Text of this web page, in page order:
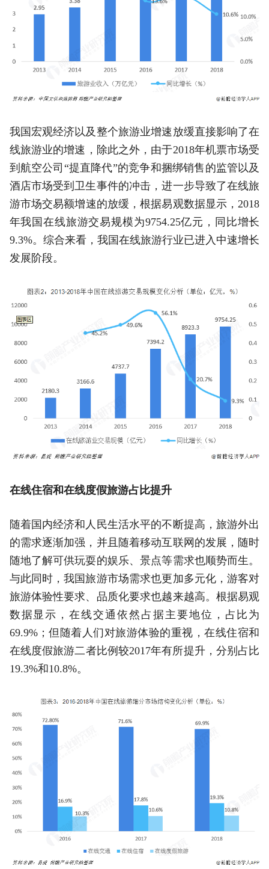
我国宏观经济以及整个旅游业增速放缓直接影响了在
线旅游业的增速，除此之外，由于2018年机票市场受
到航空公司“提直降代”的竞争和捆绑销售的监管以及
酒店市场受到卫生事件的冲击，进一步导致了在线旅
游市场交易额增速的放缓，根据易观数据显示，2018
年我国在线旅游交易规模为9754.25亿元，同比增长
9.3%。综合来看，我国在线旅游行业已进入中速增长
发展阶段。
在线住宿和在线度假旅游占比提升
随着国内经济和人民生活水平的不断提高，旅游外出
的需求逐渐加强，并且随着移动互联网的发展，随时
随地了解可供玩耍的娱乐、景点等需求也顺势而生。
与此同时，我国旅游市场需求也更加多元化，游客对
旅游体验性要求、品质化要求也越来越高。根据易观
数据显示，在线交通依然占据主要地位，占比为
69.9%；但随着人们对旅游体验的重视，在线住宿和
在线度假旅游二者比例较2017年有所提升，分别占比
19.3%和10.8%。